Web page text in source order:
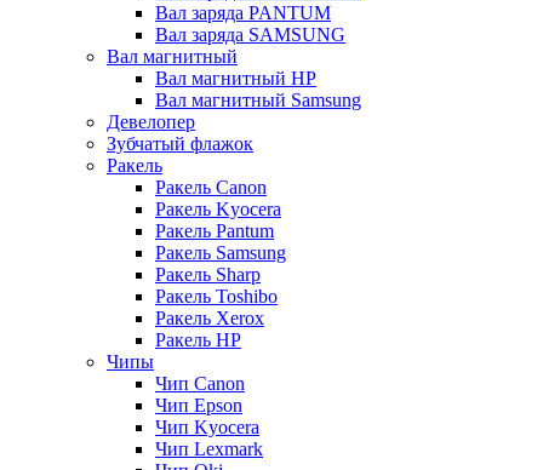
Вал заряда PANTUM
Вал заряда SAMSUNG
Вал магнитный
Вал магнитный HP
Вал магнитный Samsung
Девелопер
Зубчатый флажок
Ракель
Ракель Canon
Ракель Kyocera
Ракель Pantum
Ракель Samsung
Ракель Sharp
Ракель Toshibo
Ракель Xerox
Ракель НР
Чипы
Чип Canon
Чип Epson
Чип Kyocera
Чип Lexmark